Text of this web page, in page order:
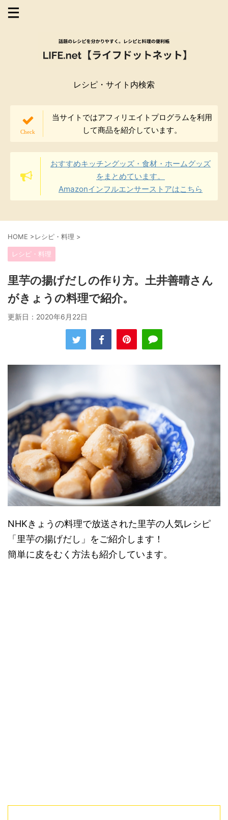
レシピ・サイト内検索
当サイトではアフィリエイトプログラムを利用
して商品を紹介しています。
おすすめキッチングッズ・食材・ホームグッズ
をまとめています。
Amazonインフルエンサーストアはこちら
HOME >レシピ・料理 >
レシピ・料理
里芋の揚げだしの作り方。土井善晴さん
がきょうの料理で紹介。
更新日： 2020年6月22日
NHKきょうの料理で放送された里芋の人気レシピ
「里芋の揚げだし」をご紹介します！
簡単に皮をむく方法も紹介しています。